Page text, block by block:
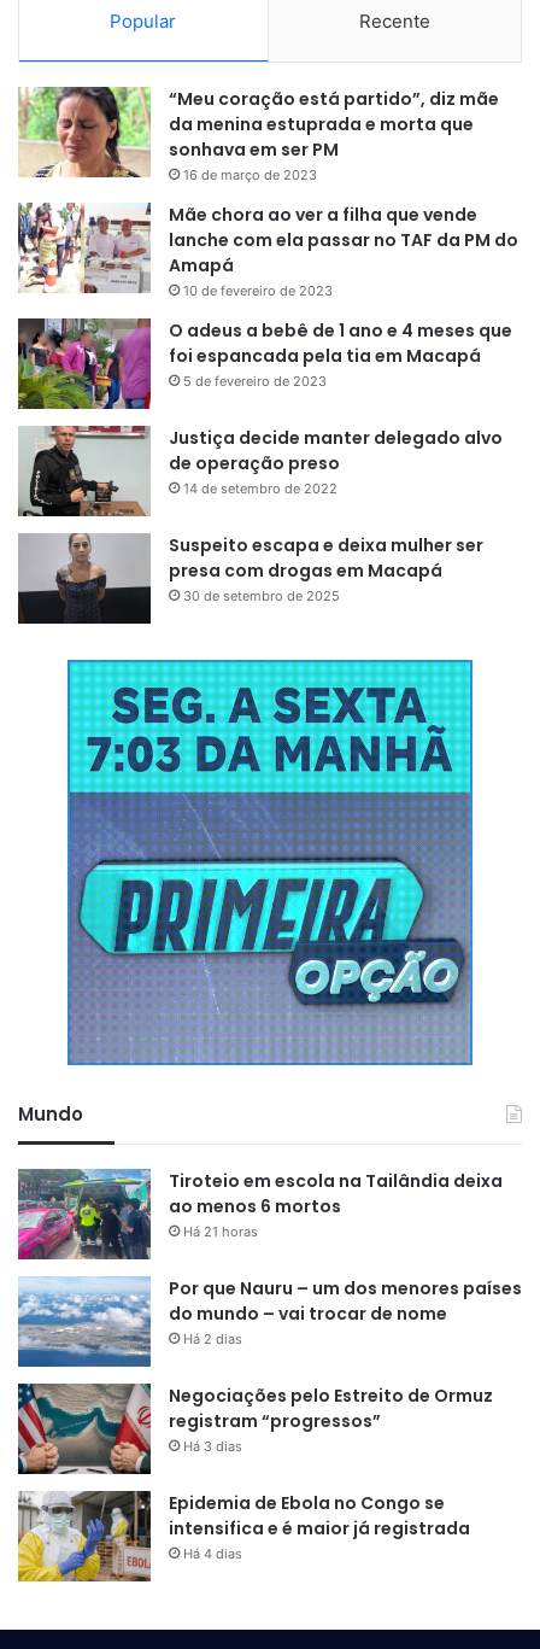
Maria Clarita mostrou que estava com vontade de lutar,
enquanto sua adversária, Aline PitBull, fazia apenas
movimentos de defesa. No 2º round, a lutadora do
município de Calçoene finalizou a adversária.
Homenagem
No intervalo de uma das competições, Felipe “Cabocão”
Colares, atleta que se tornou destaque nacional, foi
homenageado. O lutador de MMA morreu no início deste
mês.
Com apenas as luzes das lanternas dos celulares
iluminando o espaço onde acontecia o evento, a multidão
pareceu estar iluminada com estrelas, o que deixou a cena
ainda mais emocionante.
Popular Recente
“Meu coração está partido”, diz mãe
da menina estuprada e morta que
sonhava em ser PM
16 de março de 2023
Mãe chora ao ver a filha que vende
lanche com ela passar no TAF da PM do
Amapá
10 de fevereiro de 2023
O adeus a bebê de 1 ano e 4 meses que
foi espancada pela tia em Macapá
5 de fevereiro de 2023
Justiça decide manter delegado alvo
de operação preso
14 de setembro de 2022
Suspeito escapa e deixa mulher ser
presa com drogas em Macapá
30 de setembro de 2025
Mundo
Tiroteio em escola na Tailândia deixa
ao menos 6 mortos
Há 21 horas
Por que Nauru – um dos menores países
do mundo – vai trocar de nome
Há 2 dias
Negociações pelo Estreito de Ormuz
registram “progressos”
Há 3 dias
Epidemia de Ebola no Congo se
intensifica e é maior já registrada
Há 4 dias